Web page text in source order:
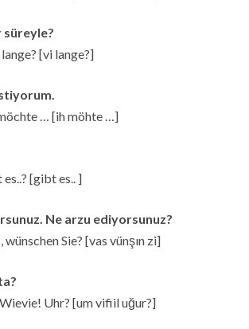
süreyle?
[vi lange?]
… [ih möhte …]
[gibt es.. ]
Ne arzu ediyorsunuz?
wünschen Sie? [vas vünşın zi]
Uhr? [um vifiil uğur?]